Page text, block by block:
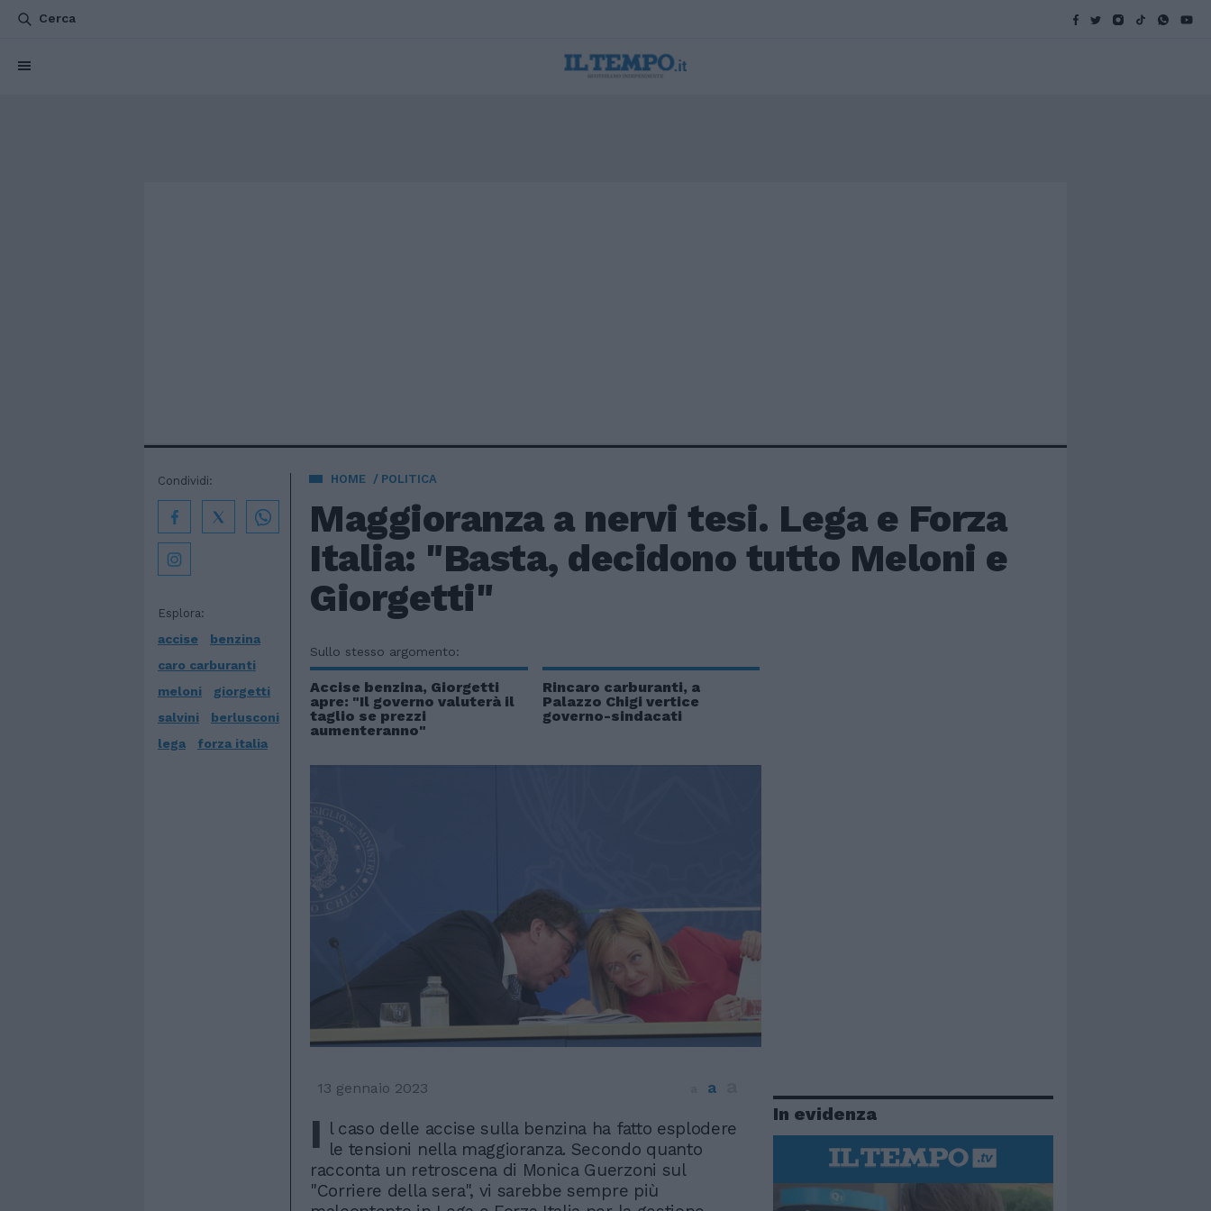
Cerca
HOME POLITICA
Maggioranza a nervi tesi. Lega e Forza
Italia: "Basta, decidono tutto Meloni e
Giorgetti"
Esplora:
accise
benzina
caro carburanti
meloni
giorgetti
salvini
berlusconi
lega
forza italia
Condividi:
Sullo stesso argomento:
Accise benzina, Giorgetti
apre: "Il governo valuterà il
taglio se prezzi
aumenteranno"
Rincaro carburanti, a
Palazzo Chigi vertice
governo-sindacati
13 gennaio 2023 a
I l caso delle accise sulla benzina ha fatto esplodere
le tensioni nella maggioranza. Secondo quanto
racconta un retroscena di Monica Guerzoni sul
"Corriere della sera", vi sarebbe sempre più
In evidenza